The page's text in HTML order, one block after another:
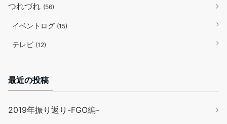
つれづれ (56)
イベントログ (15)
テレビ (12)
最近の投稿
2019年振り返り-FGO編-